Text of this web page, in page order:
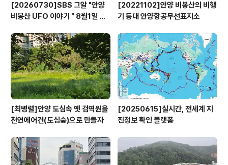
[20260730]SBS 그알 "안양
비봉산 UFO 이야기 " 8월1일 방
[20221102]안양 비봉산의 비행
기 등대 안양항공무선표지소
[최병렬]안양 도심속 옛 검역원을
천연에어컨(도심숲)으로 만들자
[20250615]실시간, 전세계 지
진정보 확인 플랫폼